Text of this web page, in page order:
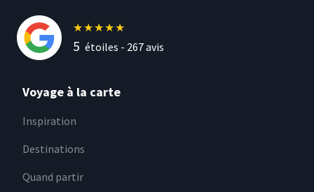
★★★★★
5 étoiles - 267avis
Voyage à la carte
Inspiration
Destinations
Quand partir